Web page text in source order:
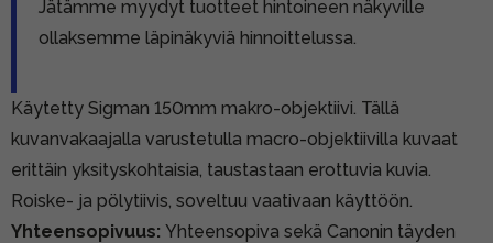
Jätämme myydyt tuotteet hintoineen näkyville
ollaksemme läpinäkyviä hinnoittelussa.
Käytetty Sigman 150mm makro-objektiivi. Tällä
kuvanvakaajalla varustetulla macro-objektiivilla kuvaat
erittäin yksityskohtaisia, taustastaan erottuvia kuvia.
Roiske- ja pölytiivis, soveltuu vaativaan käyttöön.
Yhteensopivuus: Yhteensopiva sekä Canonin täyden